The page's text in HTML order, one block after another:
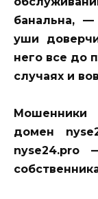
банальна,
уши
него все до
случаях и
Мошенники
домен